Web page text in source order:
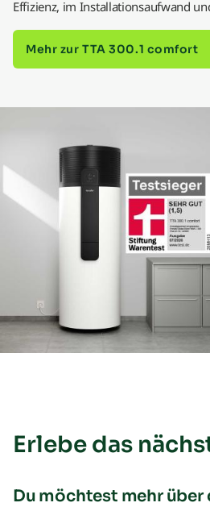
Effizienz, im Installationsaufwand
Mehr zur TTA 300.1 comfort
Erlebe das
Du möchtest mehr über